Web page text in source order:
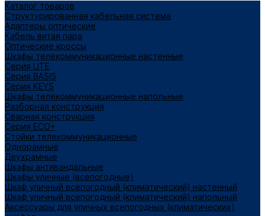
Каталог товаров
Структурированная кабельная система
Адаптеры оптические
Кабель витая пара
Оптические кроссы
Шкафы телекоммуникационные настенные
Cерия LITE
Cерия BASIS
Cерия KEYS
Шкафы телекоммуникационные напольные
Разборная конструкция
Сварная конструкция
Серия ECO+
Стойки телекоммуникационные
Однорамные
Двухрамные
Шкафы антивандальные
Шкафы уличные (всепогодные)
Шкаф уличный всепогодный (климатический) настенный
Шкаф уличный всепогодный (климатический) напольный
Аксессуары для уличных всепогодных (климатических)